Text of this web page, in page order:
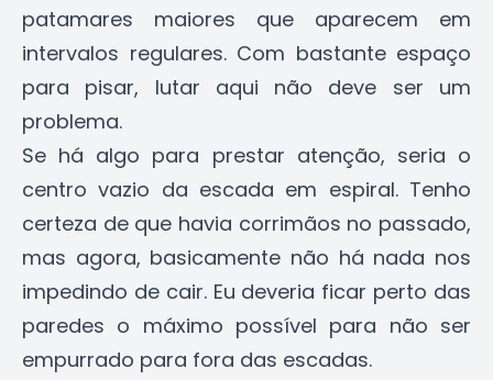
patamares maiores que aparecem em
intervalos regulares. Com bastante espaço
para pisar, lutar aqui não deve ser um
problema.
Se há algo para prestar atenção, seria o
centro vazio da escada em espiral. Tenho
certeza de que havia corrimãos no passado,
mas agora, basicamente não há nada nos
impedindo de cair. Eu deveria ficar perto das
paredes o máximo possível para não ser
empurrado para fora das escadas.